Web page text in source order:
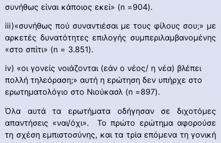
συνήθως είναι κάποιος εκεί» (n =904).
iii)«συνήθως πού συναντιέσαι με τους φίλους σου;» με
αρκετές δυνατότητες επιλογής συμπεριλαμβανομένης
«στο σπίτι» (n = 3.851).
iv) «οι γονείς νοιάζονται (εάν ο νέος/ η νέα) βλέπει
πολλή τηλεόραση;» αυτή η ερώτηση δεν υπήρχε στο
ερωτηματολόγιο στο Νιούκασλ (n =897).
Όλα αυτά τα ερωτήματα οδήγησαν σε διχοτόμες
απαντήσεις «ναι/όχι». Το πρώτο ερώτημα αφορούσε
τη σχέση εμπιστοσύνης, και τα τρία επόμενα τη γονική